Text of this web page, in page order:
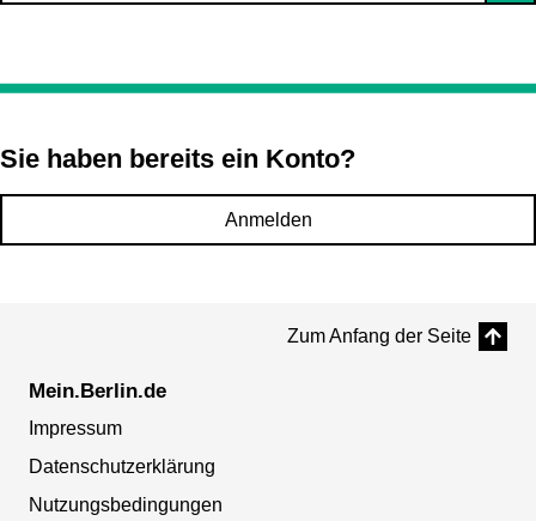
Sie haben bereits ein Konto?
Anmelden
Zum Anfang der Seite
Mein.Berlin.de
Impressum
Datenschutzerklärung
Nutzungsbedingungen